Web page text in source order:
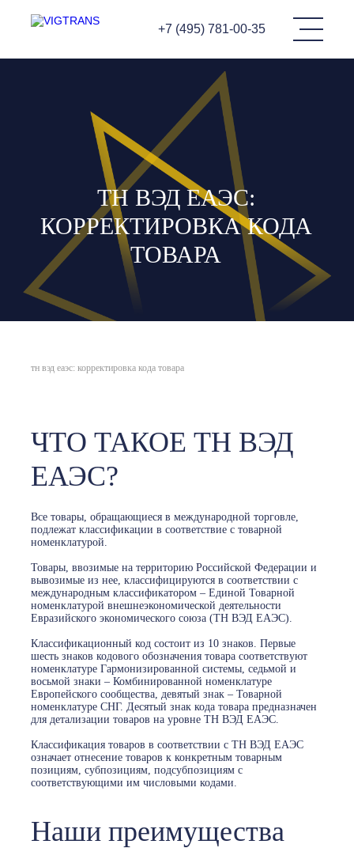
+7 (495) 781-00-35
ТН ВЭД ЕАЭС:
КОРРЕКТИРОВКА КОДА
ТОВАРА
тн вэд еаэс: корректировка кода товара
ЧТО ТАКОЕ ТН ВЭД
ЕАЭС?
Все товары, обращающиеся в международной торговле,
подлежат классификации в соответствие с товарной
номенклатурой.
Товары, ввозимые на территорию Российской Федерации и
вывозимые из нее, классифицируются в соответствии с
международным классификатором – Единой Товарной
номенклатурой внешнеэкономической деятельности
Евразийского экономического союза (ТН ВЭД ЕАЭС).
Классификационный код состоит из 10 знаков. Первые
шесть знаков кодового обозначения товара соответствуют
номенклатуре Гармонизированной системы, седьмой и
восьмой знаки – Комбинированной номенклатуре
Европейского сообщества, девятый знак – Товарной
номенклатуре СНГ. Десятый знак кода товара предназначен
для детализации товаров на уровне ТН ВЭД ЕАЭС.
Классификация товаров в соответствии с ТН ВЭД ЕАЭС
означает отнесение товаров к конкретным товарным
позициям, субпозициям, подсубпозициям с
соответствующими им числовыми кодами.
Наши преимущества